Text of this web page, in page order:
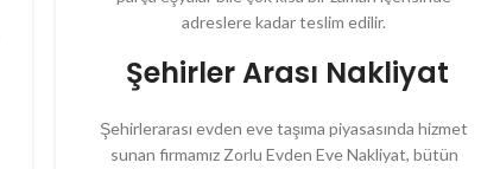
adreslere kadar teslim edilir.
Şehirler Arası Nakliyat
Şehirlerarası evden eve taşıma piyasasında hizmet
sunan firmamız Zorlu Evden Eve Nakliyat, bütün